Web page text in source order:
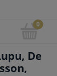
De